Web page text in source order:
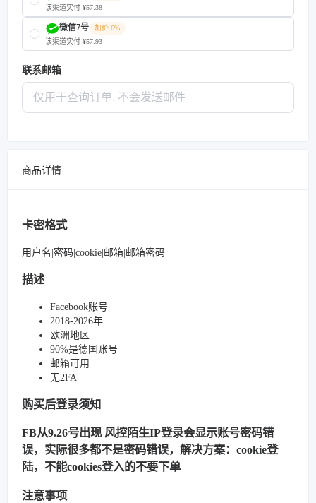
该渠道实付 ¥57.38
微信7号
加价 6%
该渠道实付 ¥57.93
联系邮箱
商品详情
卡密格式
用户名|密码|cookie|邮箱|邮箱密码
描述
Facebook账号
2018-2026年
欧洲地区
90%是德国账号
邮箱可用
无2FA
购买后登录须知
FB从9.26号出现 风控陌生IP登录会显示账号密码错
误，实际很多都不是密码错误，解决方案：cookie登
陆，不能cookies登入的不要下单
注意事项